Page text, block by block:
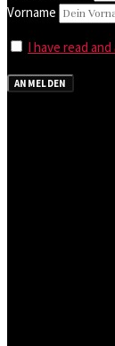
Vorname
I have read
ANMELDEN